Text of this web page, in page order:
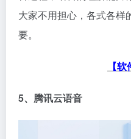
大家不用担心，各式各样
要。
【
5、腾讯云语音